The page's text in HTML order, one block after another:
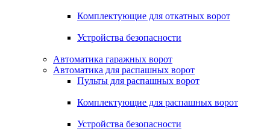
Комплектующие для откатных ворот
Устройства безопасности
Автоматика гаражных ворот
Автоматика для распашных ворот
Пульты для распашных ворот
Комплектующие для распашных ворот
Устройства безопасности